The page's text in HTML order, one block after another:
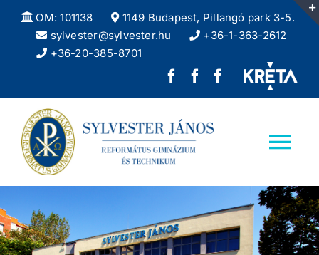
Kihagyás
OM: 101138 1149 Budapest, Pillangó park 3-5.
sylvester@sylvester.hu
+36-1-363-2612
+36-20-385-8701
Sylvester
Református
facebook
oldala
REFlex,
Sylvester
Sylvester
facebook
Iskolánkról